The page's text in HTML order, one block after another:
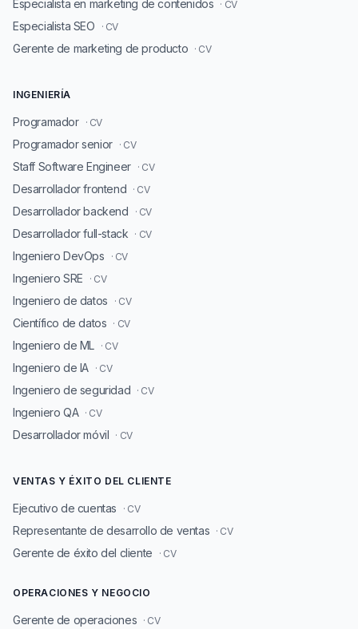
Especialista en marketing de contenidos · CV
Especialista SEO · CV
Gerente de marketing de producto · CV
INGENIERÍA
Programador · CV
Programador senior · CV
Staff Software Engineer · CV
Desarrollador frontend · CV
Desarrollador backend · CV
Desarrollador full-stack · CV
Ingeniero DevOps · CV
Ingeniero SRE · CV
Ingeniero de datos · CV
Científico de datos · CV
Ingeniero de ML · CV
Ingeniero de IA · CV
Ingeniero de seguridad · CV
Ingeniero QA · CV
Desarrollador móvil · CV
VENTAS Y ÉXITO DEL CLIENTE
Ejecutivo de cuentas · CV
Representante de desarrollo de ventas · CV
Gerente de éxito del cliente · CV
OPERACIONES Y NEGOCIO
Gerente de operaciones · CV